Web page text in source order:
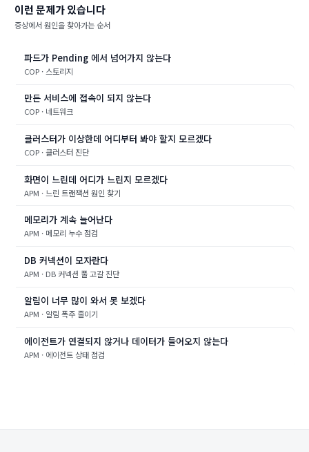
이런 문제가 있습니다
증상에서 원인을 찾아가는 순서
파드가 Pending 에서 넘어가지 않는다
COP · 스토리지
만든 서비스에 접속이 되지 않는다
COP · 네트워크
클러스터가 이상한데 어디부터 봐야 할지 모르겠다
COP · 클러스터 진단
화면이 느린데 어디가 느린지 모르겠다
APM · 느린 트랜잭션 원인 찾기
메모리가 계속 늘어난다
APM · 메모리 누수 점검
DB 커넥션이 모자란다
APM · DB 커넥션 풀 고갈 진단
알림이 너무 많이 와서 못 보겠다
APM · 알림 폭주 줄이기
에이전트가 연결되지 않거나 데이터가 들어오지 않는다
APM · 에이전트 상태 점검